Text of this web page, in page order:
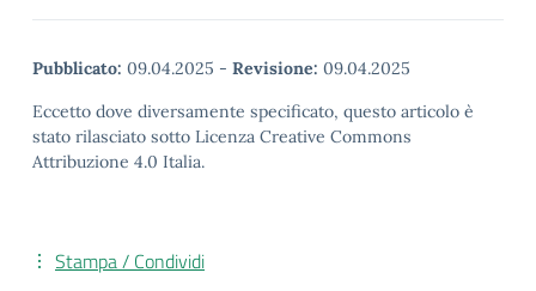
Pubblicato: 09.04.2025 - Revisione: 09.04.2025
Eccetto dove diversamente specificato, questo articolo è
stato rilasciato sotto Licenza Creative Commons
Attribuzione 4.0 Italia.
Stampa / Condividi